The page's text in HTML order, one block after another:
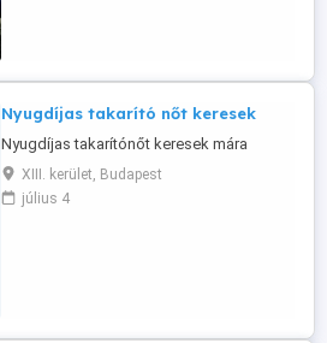
Nyugdíjas takarító nőt keresek
Nyugdíjas takarítónőt keresek mára
XIII. kerület, Budapest
július 4